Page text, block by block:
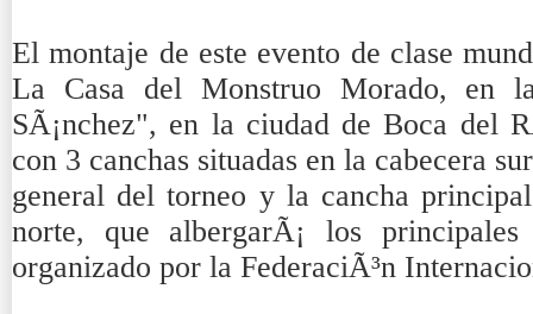
El montaje de este evento de clase
La Casa del Monstruo Morado, en
SÃ¡nchez", en la ciudad de Boca del
con 3 canchas situadas en la cabecera
general del torneo y la cancha
norte, que albergarÃ¡ los
organizado por la FederaciÃ³n